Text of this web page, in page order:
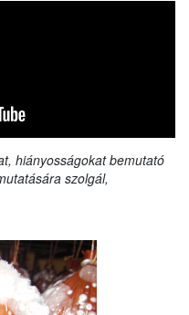
hiányosságokat bemutató
szolgál,